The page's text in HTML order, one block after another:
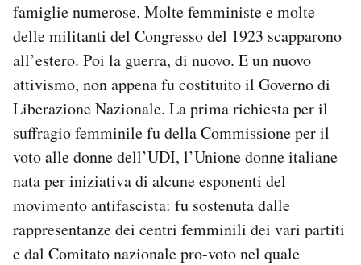
famiglie numerose. Molte femministe e molte
delle militanti del Congresso del 1923 scapparono
all’estero. Poi la guerra, di nuovo. E un nuovo
attivismo, non appena fu costituito il Governo di
Liberazione Nazionale. La prima richiesta per il
suffragio femminile fu della Commissione per il
voto alle donne dell’UDI, l’Unione donne italiane
nata per iniziativa di alcune esponenti del
movimento antifascista: fu sostenuta dalle
rappresentanze dei centri femminili dei vari partiti
e dal Comitato nazionale pro-voto nel quale